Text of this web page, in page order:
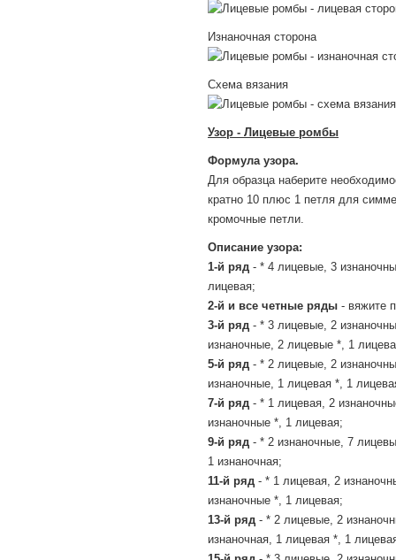
Изнаночная сторона
Схема вязания
Узор - Лицевые ромбы
Формула узора.
Для образца наберите
кратно 10 плюс 1 петля для
кромочные петли.
Описание узора:
1-й ряд - * 4 лицевые, 3
лицевая;
2-й и все четные ряды - вяжите
3-й ряд - * 3 лицевые, 2
изнаночные, 2 лицевые *, 1
5-й ряд - * 2 лицевые, 2
изнаночные, 1 лицевая *, 1
7-й ряд - * 1 лицевая, 2
изнаночные *, 1 лицевая;
9-й ряд - * 2 изнаночные, 7
1 изнаночная;
11-й ряд - * 1 лицевая, 2
изнаночные *, 1 лицевая;
13-й ряд - * 2 лицевые, 2
изнаночная, 1 лицевая *, 1